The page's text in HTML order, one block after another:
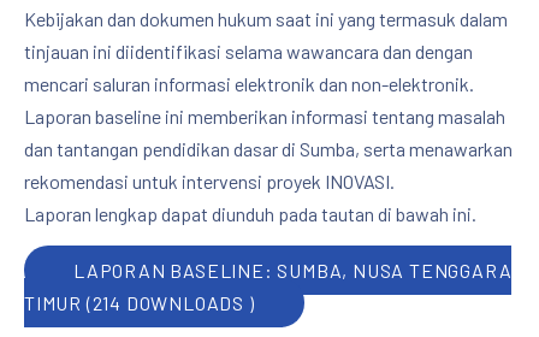
Kebijakan dan dokumen hukum saat ini yang termasuk dalam
tinjauan ini diidentifikasi selama wawancara dan dengan
mencari saluran informasi elektronik dan non-elektronik.
Laporan baseline ini memberikan informasi tentang masalah
dan tantangan pendidikan dasar di Sumba, serta menawarkan
rekomendasi untuk intervensi proyek INOVASI.
Laporan lengkap dapat diunduh pada tautan di bawah ini.
LAPORAN BASELINE: SUMBA, NUSA TENGGARA
TIMUR (214 DOWNLOADS )